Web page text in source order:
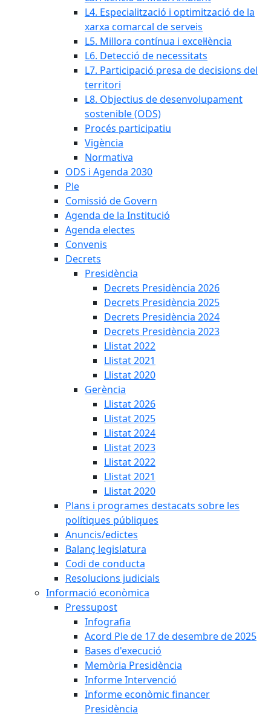
L4. Especialització i optimització de la
xarxa comarcal de serveis
L5. Millora contínua i excel·lència
L6. Detecció de necessitats
L7. Participació presa de decisions del
territori
L8. Objectius de desenvolupament
sostenible (ODS)
Procés participatiu
Vigència
Normativa
ODS i Agenda 2030
Ple
Comissió de Govern
Agenda de la Institució
Agenda electes
Convenis
Decrets
Presidència
Decrets Presidència 2026
Decrets Presidència 2025
Decrets Presidència 2024
Decrets Presidència 2023
Llistat 2022
Llistat 2021
Llistat 2020
Gerència
Llistat 2026
Llistat 2025
Llistat 2024
Llistat 2023
Llistat 2022
Llistat 2021
Llistat 2020
Plans i programes destacats sobre les
polítiques públiques
Anuncis/edictes
Balanç legislatura
Codi de conducta
Resolucions judicials
Informació econòmica
Pressupost
Infografia
Acord Ple de 17 de desembre de 2025
Bases d'execució
Memòria Presidència
Informe Intervenció
Informe econòmic financer
Presidència